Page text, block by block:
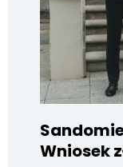
Wniosek